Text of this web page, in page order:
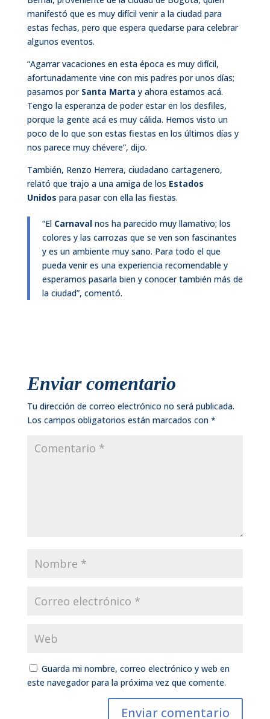
manifestó que es muy difícil venir a la ciudad para
estas fechas, pero que espera quedarse para celebrar
algunos eventos.
“Agarrar vacaciones en esta época es muy difícil,
afortunadamente vine con mis padres por unos días;
pasamos por Santa Marta y ahora estamos acá.
Tengo la esperanza de poder estar en los desfiles,
porque la gente acá es muy cálida. Hemos visto un
poco de lo que son estas fiestas en los últimos días y
nos parece muy chévere”, dijo.
También, Renzo Herrera, ciudadano cartagenero,
relató que trajo a una amiga de los Estados
Unidos para pasar con ella las fiestas.
“El Carnaval nos ha parecido muy llamativo; los
colores y las carrozas que se ven son fascinantes
y es un ambiente muy sano. Para todo el que
pueda venir es una experiencia recomendable y
esperamos pasarla bien y conocer también más de
la ciudad”, comentó.
Enviar comentario
Tu dirección de correo electrónico no será publicada.
Los campos obligatorios están marcados con *
Guarda mi nombre, correo electrónico y web en
este navegador para la próxima vez que comente.